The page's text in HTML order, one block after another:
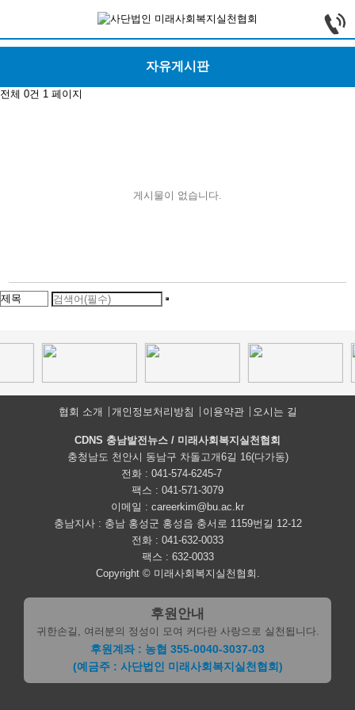
자유게시판
전체 0건 1 페이지
게시물이 없습니다.
협회 소개 개인정보처리방침 이용약관 오시는 길
CDNS 충남발전뉴스 / 미래사회복지실천협회
충청남도 천안시 동남구 차돌고개6길 16(다가동)
전화 : 041-574-6245-7
팩스 : 041-571-3079
이메일 : careerkim@bu.ac.kr
충남지사 : 충남 홍성군 홍성읍 충서로 1159번길 12-12
전화 : 041-632-0033
팩스 : 632-0033
Copyright © 미래사회복지실천협회.
후원안내
귀한손길, 여러분의 정성이 모여 커다란 사랑으로 실천됩니다.
후원계좌 : 농협 355-0040-3037-03
(예금주 : 사단법인 미래사회복지실천협회)